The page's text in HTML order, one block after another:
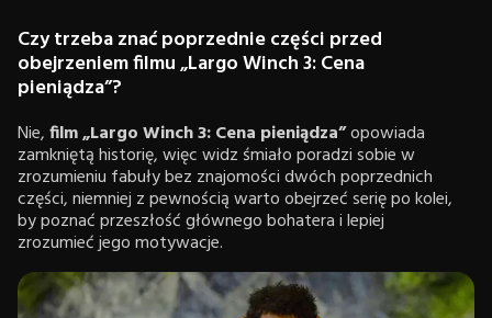
Czy trzeba znać poprzednie części przed
obejrzeniem filmu „Largo Winch 3: Cena
pieniądza”?
Nie,film „Largo Winch 3: Cena pieniądza”opowiada
zamkniętą historię, więc widz śmiało poradzi sobie w
zrozumieniu fabuły bez znajomości dwóch poprzednich
części, niemniej z pewnością warto obejrzeć serię po kolei,
by poznać przeszłość głównego bohatera i lepiej
zrozumieć jego motywacje.